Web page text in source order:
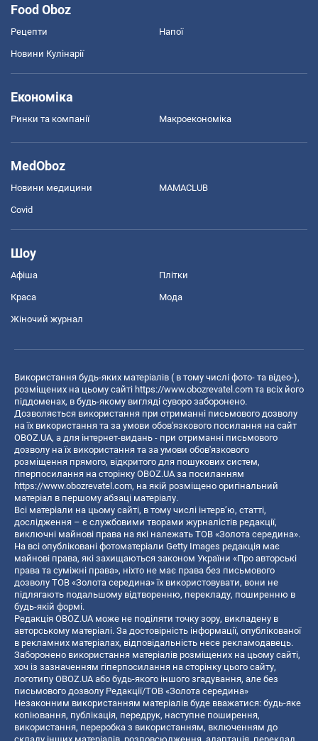
Food Oboz
Рецепти Напої
Новини Кулінарії
Економіка
Ринки та компанії Макроекономіка
MedOboz
Новини медицини MAMACLUB
Covid
Шоу
Афіша Плітки
Краса Мода
Жіночий журнал
Використання будь-яких матеріалів ( в тому числі фото- та відео-),
розміщених на цьому сайті https://www.obozrevatel.com та всіх його
піддоменах, в будь-якому вигляді суворо заборонено.
Дозволяється використання при отриманні письмового дозволу
на їх використання та за умови обов'язкового посилання на сайт
OBOZ.UA, а для інтернет-видань - при отриманні письмового
дозволу на їх використання та за умови обов'язкового
розміщення прямого, відкритого для пошукових систем,
гіперпосилання на сторінку OBOZ.UA за посиланням
https://www.obozrevatel.com, на якій розміщено оригінальний
матеріал в першому абзаці матеріалу.
Всі матеріали на цьому сайті, в тому числі інтерв’ю, статті,
дослідження – є службовими творами журналістів редакції,
виключні майнові права на які належать ТОВ «Золота середина».
На всі опубліковані фотоматеріали Getty Images редакція має
майнові права, які захищаються законом України «Про авторські
права та суміжні права», ніхто не має права без письмового
дозволу ТОВ «Золота середина» їх використовувати, вони не
підлягають подальшому відтворенню, перекладу, поширенню в
будь-якій формі.
Редакція OBOZ.UA може не поділяти точку зору, викладену в
авторському матеріалі. За достовірність інформації, опублікованої
в рекламних матеріалах, відповідальність несе рекламодавець.
Заборонено використання матеріалів розміщених на цьому сайті,
хоч із зазначенням гіперпосилання на сторінку цього сайту,
логотипу OBOZ.UA або будь-якого іншого згадування, але без
письмового дозволу Редакції/ТОВ «Золота середина»
Незаконним використанням матеріалів буде вважатися: будь-яке
копiювання, публiкацiя, передрук, наступне поширення,
використання, переробка з використанням, включенням до